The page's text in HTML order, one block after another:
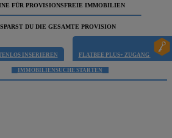
FÜR PROVISIONSFREIE IMMOBILIEN
DU DIE GESAMTE PROVISION
INSERIEREN FLATBEE PLUS+ ZUGANG
IMMOBILIENSUCHE STARTEN